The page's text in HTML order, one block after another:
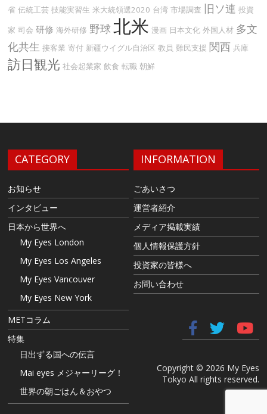
省 伝統工芸 技能実習生 米大統領選2020 台湾 市場調査 旧ソ連 投資
家 司会 研修 海外研修 野球 北米 漫画 日本文化 外国人材 多文
化共生 接客業 寄付 新疆ウイグル自治区 教員 難民支援 関西 兵庫
訪日観光 社会起業家 飲食 転職 朝鮮
CATEGORY
お知らせ
インタビュー
日本から世界へ
My Eyes London
My Eyes Los Angeles
My Eyes Vancouver
My Eyes New York
METコラム
特集
日出ずる国への伝言
Mai eyes メジャーリーグ！
世界の朝ごはん＆おやつ
INFORMATION
ごあいさつ
運営者紹介
メディア掲載実績
個人情報保護方針
投資家の皆様へ
お問い合わせ
Copyright © 2026 My Eyes
Tokyo All rights reserved.